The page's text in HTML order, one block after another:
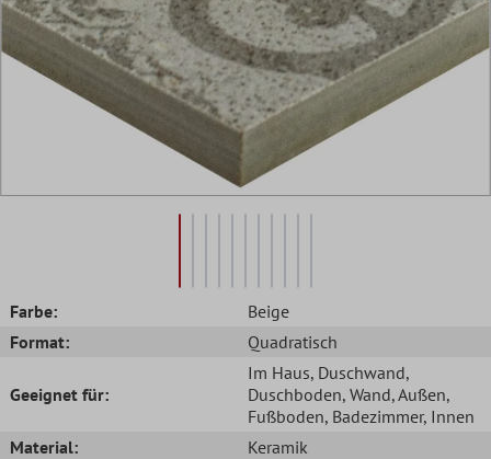
Farbe:
Beige
Format:
Quadratisch
Geeignet für:
Im Haus, Duschwand,
Duschboden, Wand, Außen,
Fußboden, Badezimmer, Innen
Material:
Keramik